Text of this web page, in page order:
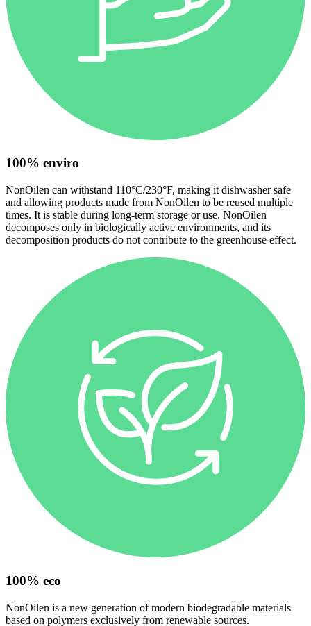
100% enviro
NonOilen can withstand 110°C/230°F, making it dishwasher safe
and allowing products made from NonOilen to be reused multiple
times. It is stable during long-term storage or use. NonOilen
decomposes only in biologically active environments, and its
decomposition products do not contribute to the greenhouse effect.
100% eco
NonOilen is a new generation of modern biodegradable materials
based on polymers exclusively from renewable sources.